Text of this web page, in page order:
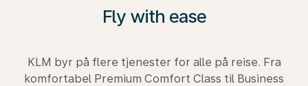
Fly with ease
KLM byr på flere tjenester for alle på reise. Fra
komfortabel Premium Comfort Class til Business